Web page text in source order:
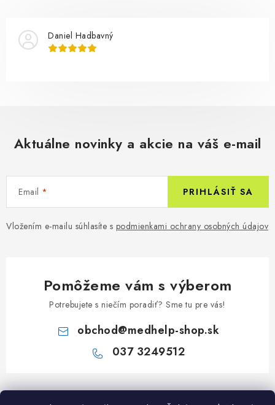
Daniel Hadbavný
Aktuálne novinky a akcie na váš e-mail
Email
Vložením e-mailu súhlasíte s podmienkami ochrany osobných údajov
PRIHLÁSIŤ SA
Pomôžeme vám s výberom
Potrebujete s niečím poradiť? Sme tu pre vás!
obchod@medhelp-shop.sk
037 3249512
Z
á